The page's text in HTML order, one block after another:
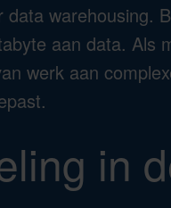
warehousing.
aan data. Als
werk aan
in